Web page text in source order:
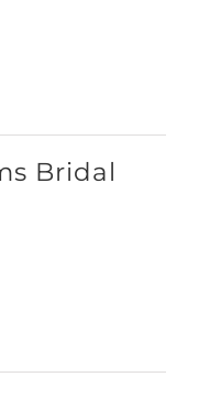
Bridal